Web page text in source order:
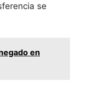
se
en